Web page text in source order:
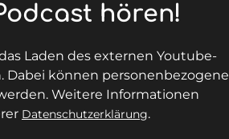
hören!
Laden des externen Youtube-
Dabei können personenbezogene
Weitere Informationen
Datenschutzerklärung.